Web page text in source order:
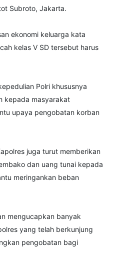
Subroto, Jakarta.
ekonomi keluarga kata
kelas V SD tersebut harus
Polri khususnya
kepada masyarakat
upaya pengobatan korban
juga turut memberikan
dan uang tunai kepada
meringankan beban
mengucapkan banyak
yang telah berkunjung
pengobatan bagi